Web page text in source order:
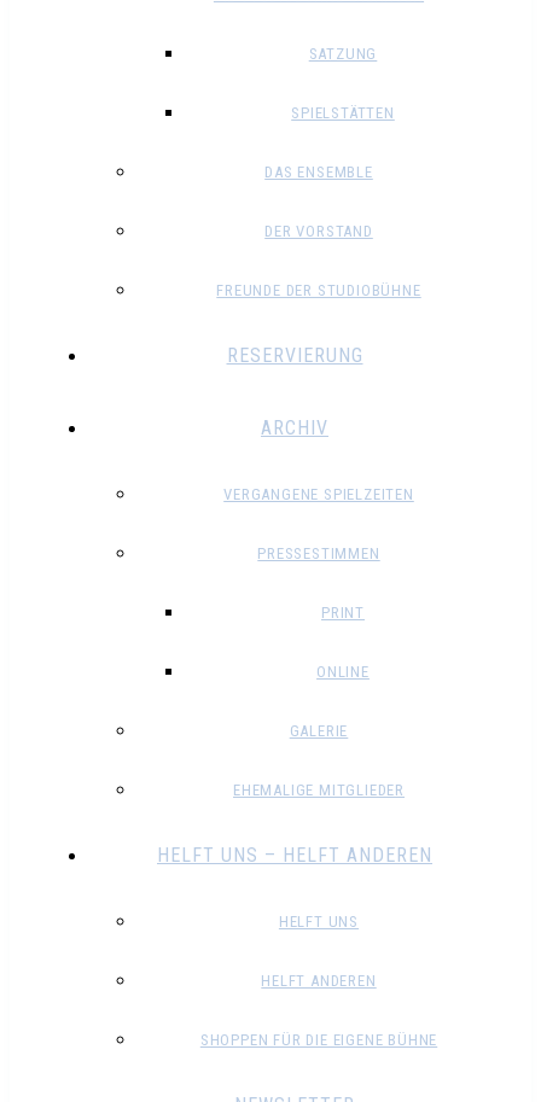
SATZUNG
SPIELSTÄTTEN
DAS ENSEMBLE
DER VORSTAND
FREUNDE DER STUDIOBÜHNE
RESERVIERUNG
ARCHIV
VERGANGENE SPIELZEITEN
PRESSESTIMMEN
PRINT
ONLINE
GALERIE
EHEMALIGE MITGLIEDER
HELFT UNS – HELFT ANDEREN
HELFT UNS
HELFT ANDEREN
SHOPPEN FÜR DIE EIGENE BÜHNE